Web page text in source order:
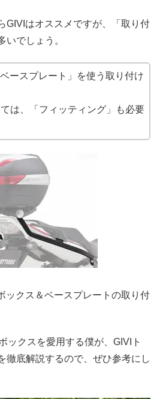
GIVIはオススメですが、「取り付
いでしょう。
ースプレート」を使う取り付け
は、「フィッティング」も必要
ックス＆ベースプレートの取り付
ックスを愛用する僕が、GIVIト
徹底解説するので、ぜひ参考にし